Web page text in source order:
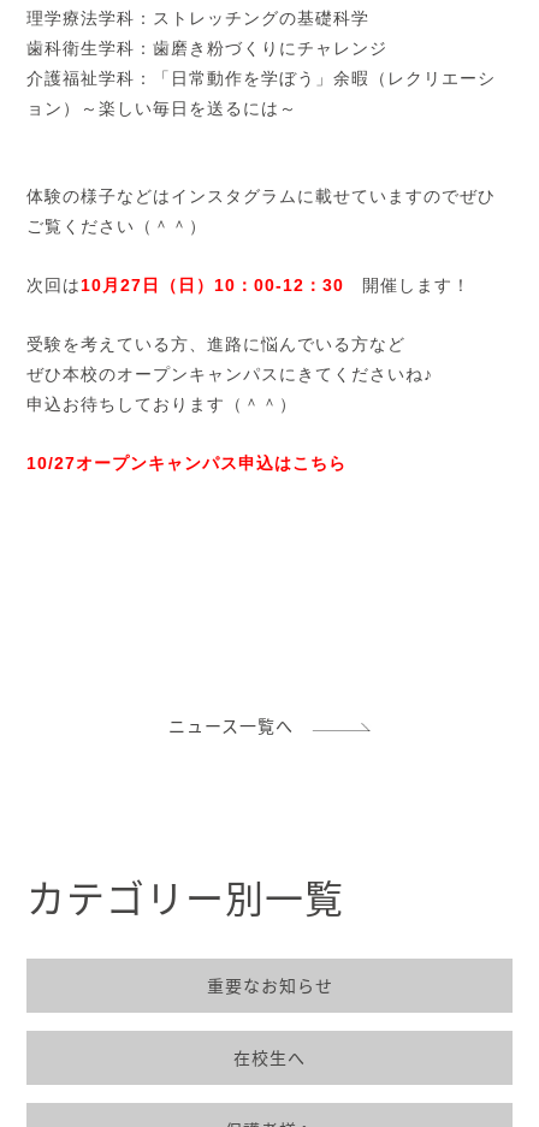
理学療法学科：ストレッチングの基礎科学
歯科衛生学科：歯磨き粉づくりにチャレンジ
介護福祉学科：「日常動作を学ぼう」余暇（レクリエーシ
ョン）～楽しい毎日を送るには～
体験の様子などはインスタグラムに載せていますのでぜひ
ご覧ください（＾＾）
次回は10月27日（日）10：00-12：30 開催します！
受験を考えている方、進路に悩んでいる方など
ぜひ本校のオープンキャンパスにきてくださいね♪
申込お待ちしております（＾＾）
10/27オープンキャンパス申込はこちら
ニュース一覧へ
カテゴリー別一覧
重要なお知らせ
在校生へ